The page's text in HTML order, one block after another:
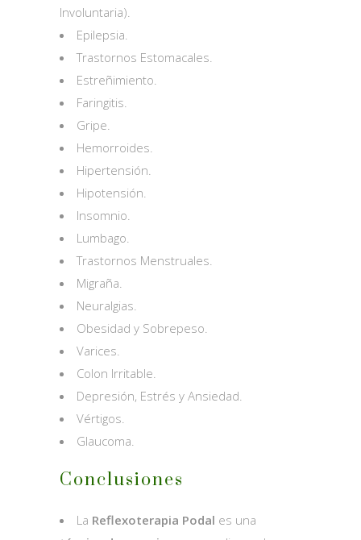
Involuntaria).
Epilepsia.
Trastornos Estomacales.
Estreñimiento.
Faringitis.
Gripe.
Hemorroides.
Hipertensión.
Hipotensión.
Insomnio.
Lumbago.
Trastornos Menstruales.
Migraña.
Neuralgias.
Obesidad y Sobrepeso.
Varices.
Colon Irritable.
Depresión, Estrés y Ansiedad.
Vértigos.
Glaucoma.
Conclusiones
La Reflexoterapia Podal es una